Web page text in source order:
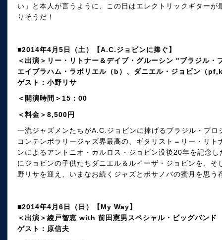
い」と本人が言うように、この日はエレクトリックギター
りそうだ！
■2014年4月5日（土）【A.C.ジョビンに捧ぐ】
＜出演＞リー・リトナー＆デイブ・グルーシン "ブラジル・
エイブラハム・ラボリエル（b）、ダニエル・ジョビン（
ゲスト：小野リサ
＜開演時間＞15：00
＜料金＞8,500円
一流ジャズメンたちがA.C.ジョビンに捧げるブラジル・プロ
コンテンポラリージャズ界最高の、ギタリスト＝リー・リ
ンによるアントニオ・カルロス・ジョビン没後20年を記念
にジョビンの子供たちダニエル＆ルイーザ・ジョビンを、
野リサを迎え、いまなお続くジャズとボサノバの蜜月を思
■2014年4月6日（日）【My Way】
＜出演＞綾戸智恵 with 前田憲男スペシャル・ビッグバンド
ゲスト：原信夫